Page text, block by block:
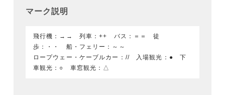
マーク説明
飛行機：→→ 列車：++ バス：＝＝ 徒
歩：・・ 船・フェリー：～～
ロープウェー・ケーブルカー：// 入場観光：● 下
車観光：○ 車窓観光：△